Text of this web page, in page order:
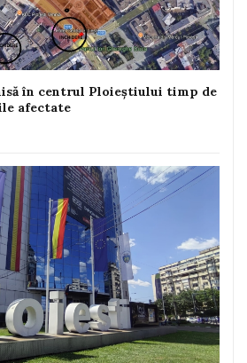
în centrul Ploieștiului timp de
afectate